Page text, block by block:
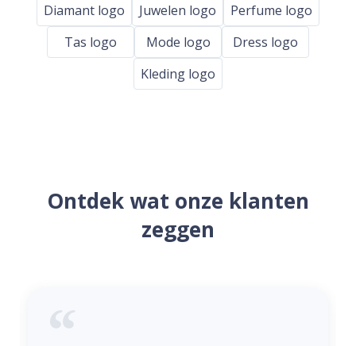
Diamant logo
Juwelen logo
Perfume logo
Tas logo
Mode logo
Dress logo
Kleding logo
Ontdek wat onze klanten
zeggen